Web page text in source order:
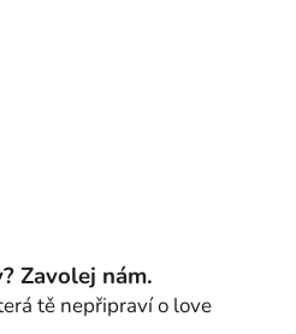
Zavolej nám.
tě nepřipraví o love